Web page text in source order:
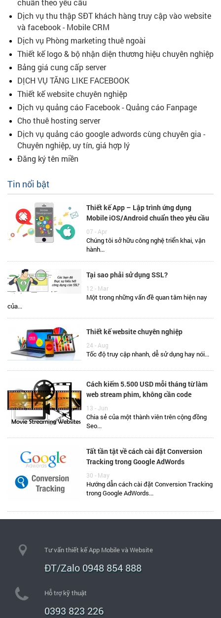
chuẩn theo yêu cầu
Dịch vụ thu thập SĐT khách hàng truy cập vào website
và facebook - Mobile CRM
Dịch vụ Phòng marketing thuê ngoài
Thiết kế logo & bộ nhận diện thương hiệu chuyên nghiệp
Bảng giá cung cấp server
DỊCH VỤ TĂNG LIKE FACEBOOK
Thiết kế website chuyên nghiệp
Dịch vụ quảng cáo Facebook - Quảng cáo Fanpage
Cho thuê hosting server
Dịch vụ quảng cáo google adwords cùng chuyên gia -
Chuyên nghiệp, uy tín, giá hợp lý
Đăng ký tên miền
Tin nổi bật
Thiết kế App – Lập trình ứng dụng
Mobile iOS/Android chuẩn theo yêu cầu
07 - Apr
Chúng tôi sở hữu công nghệ triển khai, vận
hành...
Tại sao phải sử dụng SSL?
12 - Mar
Một trong những vấn đề quan tâm hiện nay
của...
Thiết kế website chuyên nghiệp
24 - Aug
Tốc độ truy cập nhanh, dễ sử dụng hay nói...
Cách kiếm 5.500 USD mỗi tháng từ làm
web stream phim, không cần code
13 - Jun
Chia sẻ của một thành viên trên cộng đồng
Seo...
Tất tần tật về cách cài đặt Conversion
Tracking trong Google AdWords
30 - May
Hướng dẫn cách cài đặt Conversion Tracking
trong Google AdWords...
Tư vấn thiết kế App Mobile và Website
ĐT/Zalo 0948 854 888
Hỗ trợ kỹ thuật
0393 823 226